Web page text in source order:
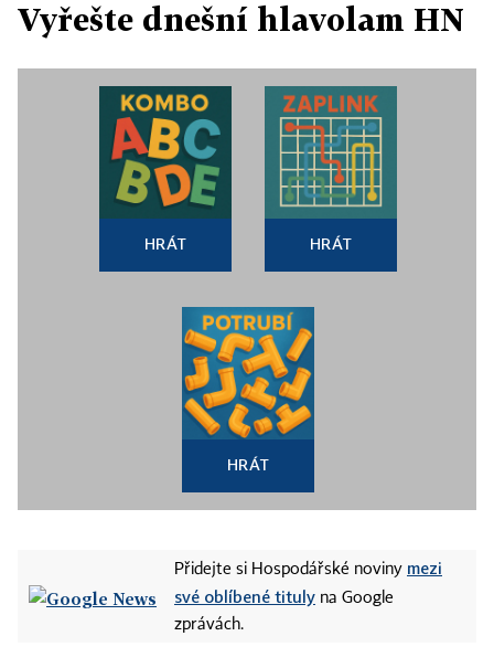
Vyřešte dnešní hlavolam HN
HRÁT HRÁT
HRÁT
Přidejte si Hospodářské noviny mezi
své oblíbené tituly na Google
zprávách.